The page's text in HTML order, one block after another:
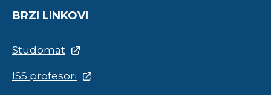
BRZI LINKOVI
Studomat
ISS profesori